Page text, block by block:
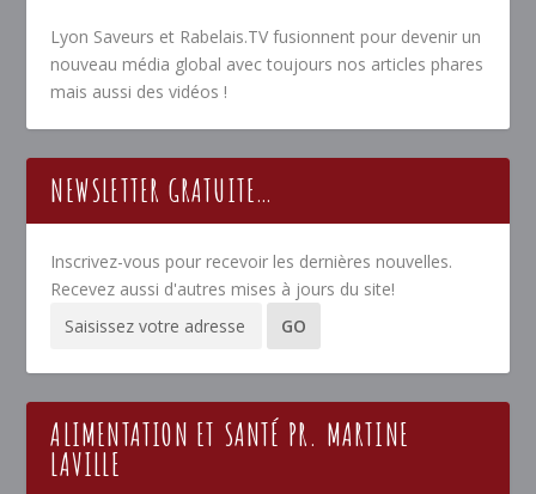
Lyon Saveurs et Rabelais.TV fusionnent pour devenir un
nouveau média global avec toujours nos articles phares
mais aussi des vidéos !
NEWSLETTER GRATUITE…
Inscrivez-vous pour recevoir les dernières nouvelles.
Recevez aussi d'autres mises à jours du site!
ALIMENTATION ET SANTÉ PR. MARTINE
LAVILLE